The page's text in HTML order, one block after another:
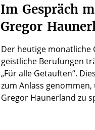
Im Gespräch
Gregor
Der heutige monatliche
geistliche Berufungen
„Für alle Getauften“.
zum Anlass
Gregor Haunerland zu